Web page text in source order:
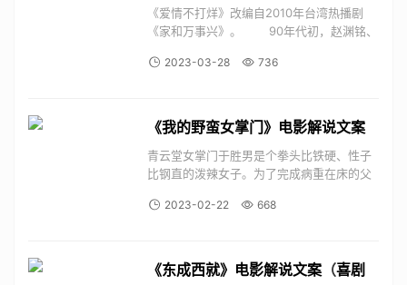
情 爱情）
《爱情不打烊》改编自2010年台湾热播剧
《家和万事兴》。 90年代初，赵渊铭、
金，沈孟怀突遭车祸而死，其妻林美婵认定
相爱，随着...
2023-03-28 736
《我的野蛮女掌门》电影解说文案
（喜剧 动作 爱情）
青云堂女掌门于胜男是个拳头比铁硬、性子
比钢直的泼辣女子。为了完成病重在床的父
的相亲路上认识了命定冤家牛多多，威逼利
2023-02-22 668
《东成西就》电影解说文案 （喜剧